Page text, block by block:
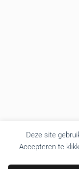
Deze site
Accepteren te